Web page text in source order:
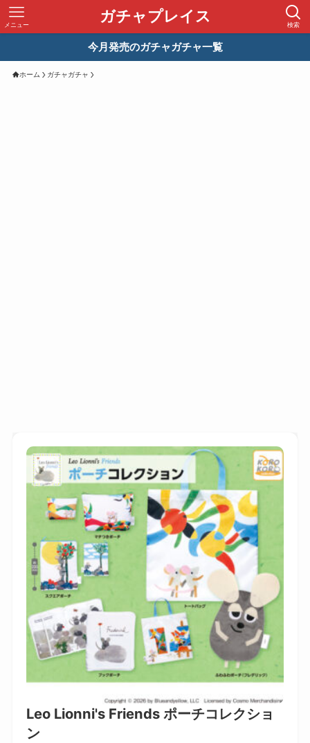
ガチャプレイス 検索
メニュー
今月発売のガチャガチャ一覧
ホーム ガチャガチャ
Leo Lionni's Friends ポーチコレクショ
ン